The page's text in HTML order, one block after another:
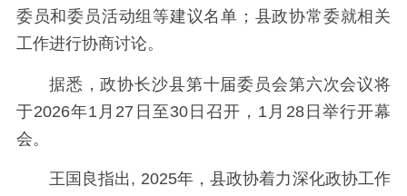
委员和委员活动组等建议名单；县政协常委就相关
工作进行协商讨论。
据悉，政协长沙县第十届委员会第六次会议将
于2026年1月27日至30日召开，1月28日举行开幕
会。
王国良指出, 2025年，县政协着力深化政协工作